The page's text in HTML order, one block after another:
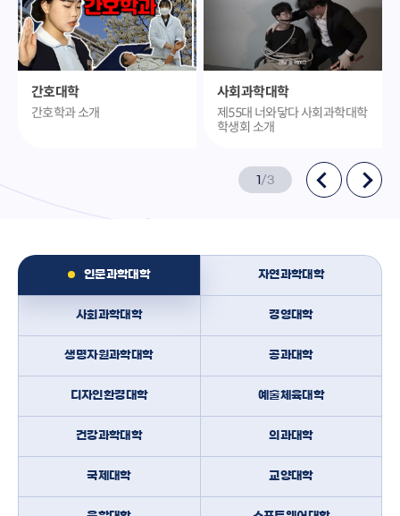
간호대학
간호학과 소개
사회과학대학
제55대 너와닿다 사회과학대학
학생회 소개
1 /3
인문과학대학 자연과학대학
사회과학대학 경영대학
생명자원과학대학 공과대학
디자인환경대학 예술체육대학
건강과학대학 의과대학
국제대학 교양대학